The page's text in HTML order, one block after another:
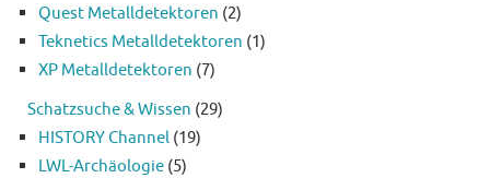
Quest Metalldetektoren (2)
Teknetics Metalldetektoren (1)
XP Metalldetektoren (7)
Schatzsuche & Wissen (29)
HISTORY Channel (19)
LWL-Archäologie (5)